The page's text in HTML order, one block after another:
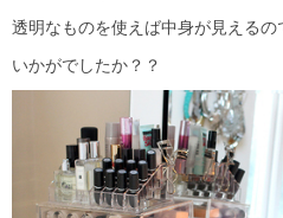
透明なものを使えば中身が見えるの
いかがでしたか？？